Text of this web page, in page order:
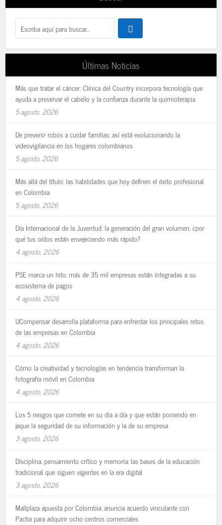
Últimas Noticias
Más que tratar el cáncer: Clínica del Country incorpora tecnología que
ayuda a preservar el cabello y la confianza durante la quimioterapia
5 agosto, 2026
De prevenir robos a cuidar familias: así está evolucionando la
videovigilancia en los hogares colombianos
5 agosto, 2026
Más allá del título: las habilidades que hoy definen el éxito profesional
en Colombia
5 agosto, 2026
Día Internacional de la Juventud: la generación del gran volumen, ¿por
qué tus oídos están envejeciendo más rápido?
4 agosto, 2026
PSE marca un hito: más de 35 mil empresas están integradas a su
ecosistema de pagos
4 agosto, 2026
UCompensar desarrolla plataforma para enfrentar los principales retos
de las empresas en Colombia
4 agosto, 2026
Cómo la creatividad y tecnologías en tendencia transforman la
fotografía móvil en Colombia
4 agosto, 2026
Los 5 riesgos que comete en su día a día y que están poniendo en
jaque la seguridad de su información y la de su empresa
3 agosto, 2026
Disciplina, pensamiento crítico y memoria: las bases de la educación
tradicional que siguen vigentes en la era digital
3 agosto, 2026
Mallplaza apuesta por Colombia: anuncia acuerdo vinculante con
Pactia para adquirir ocho centros comerciales